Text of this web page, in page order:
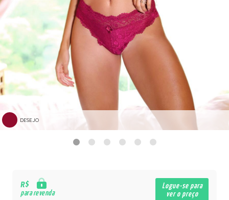
DESEJO
R$
para revenda
Logue-se para
ver o preço